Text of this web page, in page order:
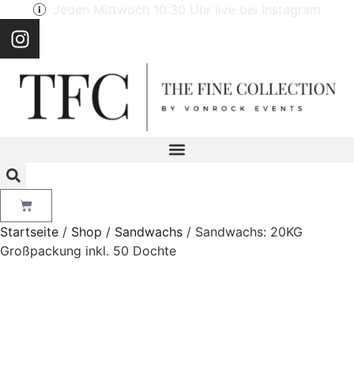
Jeden Mittwoch 10:30 Uhr live bei Instagram
Startseite / Shop / Sandwachs / Sandwachs: 20KG
Großpackung inkl. 50 Dochte